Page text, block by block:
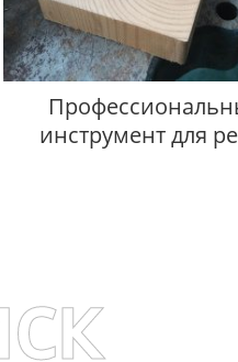
инструмент для